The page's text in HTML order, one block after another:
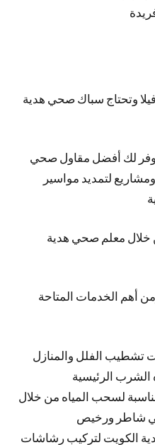
وتحتاج سباك صحي هدية
نوفر لك أفضل مقاول صحي
لتمديد مواسير
خلال معلم صحي هدية
أهم الخدمات المتاحة
تشطيب الفلل والمنازل
الشرب الرئيسية
لسحب المياه من خلال
شاطر ورخيص
الكويت لتركيب رشاشات